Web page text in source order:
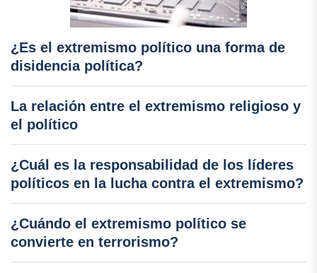
¿Es el extremismo político una forma de
disidencia política?
La relación entre el extremismo religioso y
el político
¿Cuál es la responsabilidad de los líderes
políticos en la lucha contra el extremismo?
¿Cuándo el extremismo político se
convierte en terrorismo?